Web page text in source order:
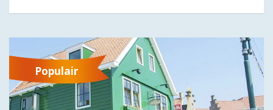
Populair